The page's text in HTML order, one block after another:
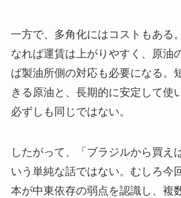
一方で、多角化にはコストもある
なれば運賃は上がりやすく、原油
ば製油所側の対応も必要になる。
きる原油と、長期的に安定して使
必ずしも同じではない。
したがって、「ブラジルから買え
いう単純な話ではない。むしろ今
本が中東依存の弱点を認識し、複